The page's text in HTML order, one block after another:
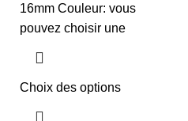
16mm Couleur: vous
pouvez choisir une
Choix des options